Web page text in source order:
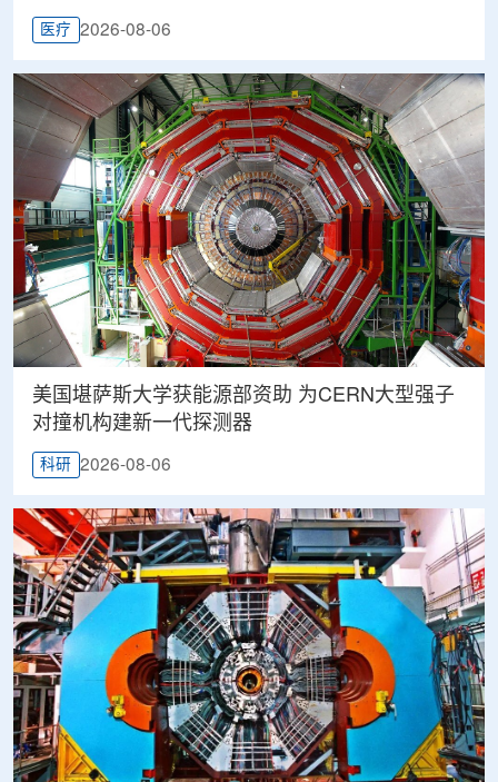
医疗 2026-08-06
美国堪萨斯大学获能源部资助 为CERN大型强子
对撞机构建新一代探测器
科研 2026-08-06